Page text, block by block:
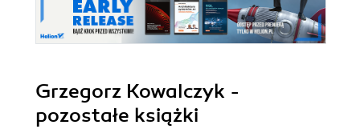
Grzegorz Kowalczyk -
pozostałe książki